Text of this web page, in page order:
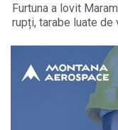
Furtuna a lovit
rupți, tarabe luate